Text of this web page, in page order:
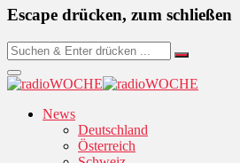
Escape drücken, zum schließen
News
Deutschland
Österreich